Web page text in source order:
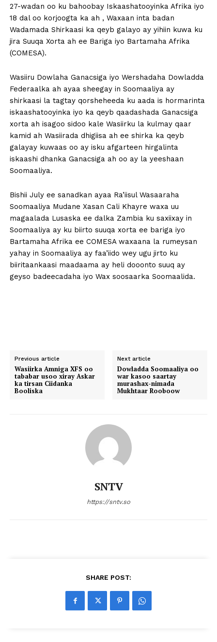
27-wadan oo ku bahoobay Iskaashatooyinka Afrika iyo
18 dal oo korjoogta ka ah , Waxaan inta badan
Wadamada Shirkaasi ka qeyb galayo ay yihiin kuwa ku
jira Suuqa Xorta ah ee Bariga iyo Bartamaha Afrika
(COMESA).
Wasiiru Dowlaha Ganacsiga iyo Wershadaha Dowladda
Federaalka ah ayaa sheegay in Soomaaliya ay
shirkaasi la tagtay qorsheheeda ku aada is hormarinta
iskaashatooyinka iyo ka qeyb qaadashada Ganacsiga
xorta ah isagoo sidoo kale Wasiirku la kulmay qaar
kamid ah Wasiirada dhigiisa ah ee shirka ka qeyb
galayay kuwaas oo ay isku afgarteen hirgalinta
iskaashi dhanka Ganacsiga ah oo ay la yeeshaan
Soomaaliya.
Bishii July ee sanadkan ayaa Ra’iisul Wasaaraha
Soomaaliya Mudane Xasan Cali Khayre waxa uu
magaalada Lusaska ee dalka Zambia ku saxiixay in
Soomaaliya ay ku biirto suuqa xorta ee bariga iyo
Bartamaha Afrika ee COMESA waxaana la rumeysan
yahay in Soomaaliya ay faa’iido wey ugu jirto ku
biiritaankaasi maadaama ay heli dooonto suuq ay
geyso badeecadaha iyo Wax soosaarka Soomaalida.
Previous article
Wasiirka Amniga XFS oo
tababar usoo xiray Askar
ka tirsan Ciidanka
Booliska
Next article
Dowladda Soomaaliya oo
war kasoo saartay
murashax-nimada
Mukhtaar Rooboow
SNTV
https://sntv.so
SHARE POST: